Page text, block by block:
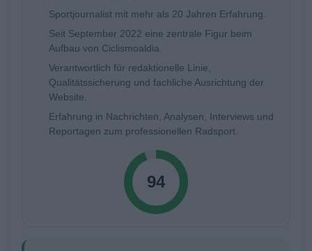
Sportjournalist mit mehr als 20 Jahren Erfahrung.
Seit September 2022 eine zentrale Figur beim
Aufbau von Ciclismoaldia.
Verantwortlich für redaktionelle Linie,
Qualitätssicherung und fachliche Ausrichtung der
Website.
Erfahrung in Nachrichten, Analysen, Interviews und
Reportagen zum professionellen Radsport.
94